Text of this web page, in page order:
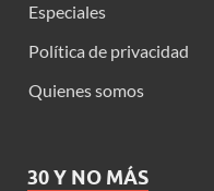
Especiales
Política de privacidad
Quienes somos
30 Y NO MÁS